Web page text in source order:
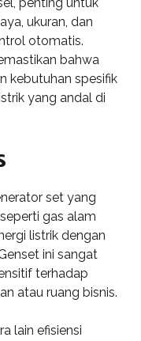
ukuran, dan
otomatis.
bahwa
kebutuhan spesifik
yang andal di
set yang
gas alam
listrik dengan
ini sangat
terhadap
atau ruang bisnis.
lain efisiensi